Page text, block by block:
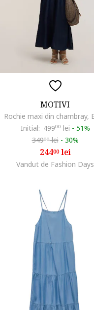
MOTIVI
Initial: 49900 lei - 51%
34900lei - 30%
24400lei
Vandut de Fashion Days